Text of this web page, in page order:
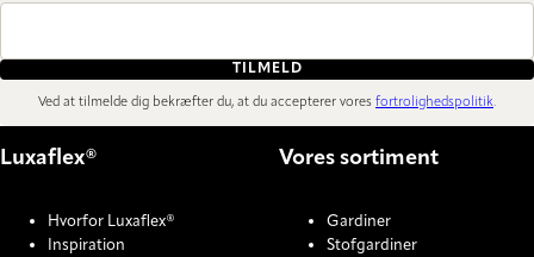
TILMELD
Ved at tilmelde dig bekræfter du, at du accepterer vores fortrolighedspolitik.
Luxaflex®
Hvorfor Luxaflex®
Inspiration
Vores sortiment
Gardiner
Stofgardiner